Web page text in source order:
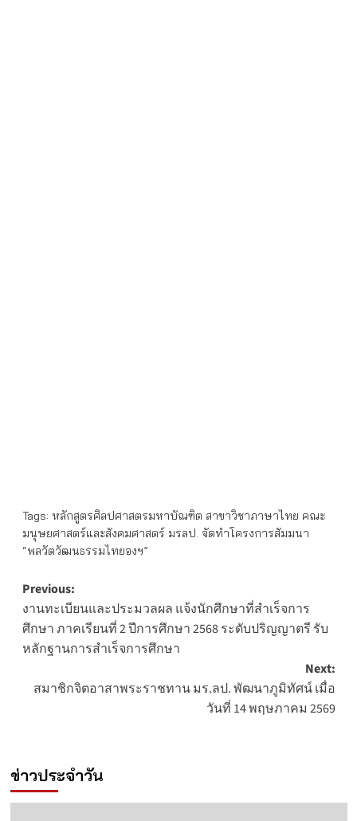
Tags: หลักสูตรศิลปศาสตรมหาบัณฑิต สาขาวิชาภาษาไทย คณะ
มนุษยศาสตร์และสังคมศาสตร์ มรลป. จัดทำโครงการสัมมนา
“พลวัตวัฒนธรรมไทยองฯ”
Post
navigation
Previous:
งานทะเบียนและประมวลผล แจ้งนักศึกษาที่สำเร็จการ
ศึกษา ภาคเรียนที่ 2 ปีการศึกษา 2568 ระดับปริญญาตรี รับ
หลักฐานการสำเร็จการศึกษา
Next:
สมาชิกจิตอาสาพระราชทาน มร.ลป. พัฒนาภูมิทัศน์ เมื่อ
วันที่ 14 พฤษภาคม 2569
ข่าวประจำวัน